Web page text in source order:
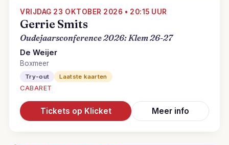
VRIJDAG 23 OKTOBER 2026 • 20:15 UUR
Gerrie Smits
Oudejaarsconference 2026: Klem 26-27
De Weijer
Boxmeer
Try-out Laatste kaarten
CABARET
Tickets op Klicket Meer info